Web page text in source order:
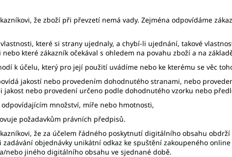
že zboží při převzetí nemá vady. Zejména odpovídáme
které si strany ujednaly, a chybí-li ujednání, takové
které zákazník očekával s ohledem na povahu zboží a na
k účelu, který pro její použití uvádíme nebo ke kterému se věc
jakostí nebo provedením dohodnutého stranami, nebo
jakost nebo provedení určeno podle dohodnutého vzorku nebo
odpovídajícím množství, míře nebo hmotnosti,
požadavkům právních předpisů.
že za účelem řádného poskytnutí digitálního obsahu
objednávky unikátní odkaz ke spuštění zakoupeného
nebo jiného digitálního obsahu ve sjednané době.